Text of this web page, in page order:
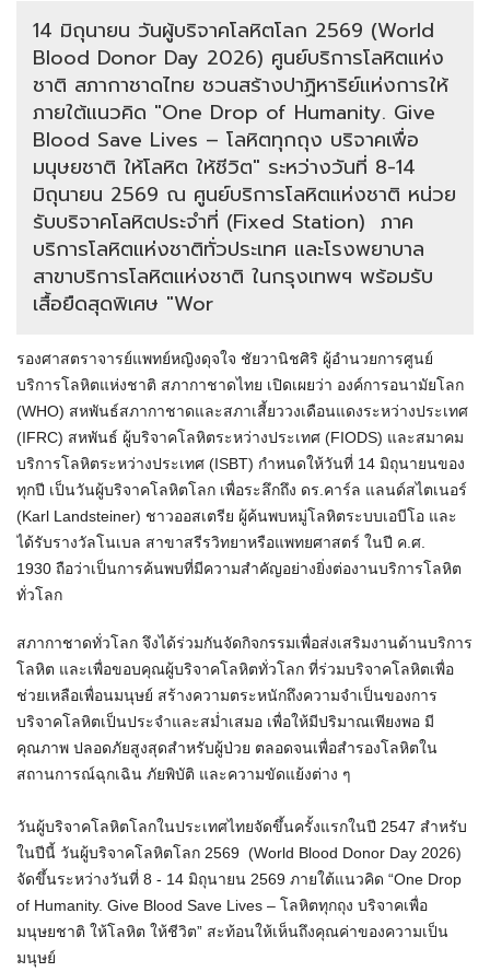
14 มิถุนายน วันผู้บริจาคโลหิตโลก 2569 (World
Blood Donor Day 2026) ศูนย์บริการโลหิตแห่ง
ชาติ สภากาชาดไทย ชวนสร้างปาฏิหาริย์แห่งการให้
ภายใต้แนวคิด "One Drop of Humanity. Give
Blood Save Lives – โลหิตทุกถุง บริจาคเพื่อ
มนุษยชาติ ให้โลหิต ให้ชีวิต" ระหว่างวันที่ 8-14
มิถุนายน 2569 ณ ศูนย์บริการโลหิตแห่งชาติ หน่วย
รับบริจาคโลหิตประจำที่ (Fixed Station) ภาค
บริการโลหิตแห่งชาติทั่วประเทศ และโรงพยาบาล
สาขาบริการโลหิตแห่งชาติ ในกรุงเทพฯ พร้อมรับ
เสื้อยืดสุดพิเศษ "Wor
รองศาสตราจารย์แพทย์หญิงดุจใจ ชัยวานิชศิริ ผู้อำนวยการศูนย์
บริการโลหิตแห่งชาติ สภากาชาดไทย เปิดเผยว่า องค์การอนามัยโลก
(WHO) สหพันธ์สภากาชาดและสภาเสี้ยววงเดือนแดงระหว่างประเทศ
(IFRC) สหพันธ์ ผู้บริจาคโลหิตระหว่างประเทศ (FIODS) และสมาคม
บริการโลหิตระหว่างประเทศ (ISBT) กำหนดให้วันที่ 14 มิถุนายนของ
ทุกปี เป็นวันผู้บริจาคโลหิตโลก เพื่อระลึกถึง ดร.คาร์ล แลนด์สไตเนอร์
(Karl Landsteiner) ชาวออสเตรีย ผู้ค้นพบหมู่โลหิตระบบเอบีโอ และ
ได้รับรางวัลโนเบล สาขาสรีรวิทยาหรือแพทยศาสตร์ ในปี ค.ศ.
1930 ถือว่าเป็นการค้นพบที่มีความสำคัญอย่างยิ่งต่องานบริการโลหิต
ทั่วโลก
สภากาชาดทั่วโลก จึงได้ร่วมกันจัดกิจกรรมเพื่อส่งเสริมงานด้านบริการ
โลหิต และเพื่อขอบคุณผู้บริจาคโลหิตทั่วโลก ที่ร่วมบริจาคโลหิตเพื่อ
ช่วยเหลือเพื่อนมนุษย์ สร้างความตระหนักถึงความจำเป็นของการ
บริจาคโลหิตเป็นประจำและสม่ำเสมอ เพื่อให้มีปริมาณเพียงพอ มี
คุณภาพ ปลอดภัยสูงสุดสำหรับผู้ป่วย ตลอดจนเพื่อสำรองโลหิตใน
สถานการณ์ฉุกเฉิน ภัยพิบัติ และความขัดแย้งต่าง ๆ
วันผู้บริจาคโลหิตโลกในประเทศไทยจัดขึ้นครั้งแรกในปี 2547 สำหรับ
ในปีนี้ วันผู้บริจาคโลหิตโลก 2569 (World Blood Donor Day 2026)
จัดขึ้นระหว่างวันที่ 8 - 14 มิถุนายน 2569 ภายใต้แนวคิด “One Drop
of Humanity. Give Blood Save Lives – โลหิตทุกถุง บริจาคเพื่อ
มนุษยชาติ ให้โลหิต ให้ชีวิต” สะท้อนให้เห็นถึงคุณค่าของความเป็น
มนุษย์